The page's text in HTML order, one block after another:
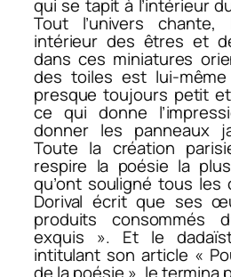
qui se tapit à l’intérieur
Tout l’univers chante,
intérieur des êtres et
dans ces miniatures
des toiles est lui-
presque toujours petit
ce qui donne
donner les panneaux
Toute la création
respire la poésie la
qu’ont souligné tous les
Dorival écrit que ses
produits
exquis ». Et le
intitulant son article «